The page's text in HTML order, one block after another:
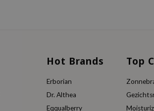
Hot Brands
Erborian
Dr. Althea
Eqqualberry
Top